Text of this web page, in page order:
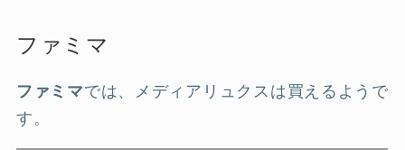
ファミマ
ファミマでは、メディアリュクスは買えるようで
す。